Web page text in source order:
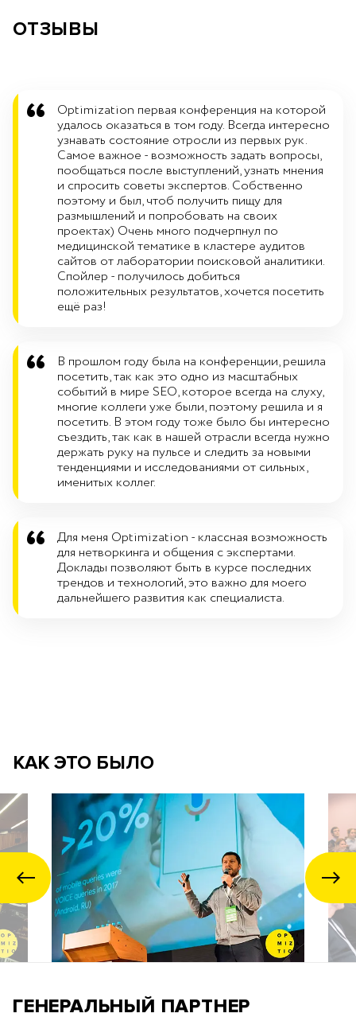
ОТЗЫВЫ
Optimization первая конференция на которой
удалось оказаться в том году. Всегда интересно
узнавать состояние отросли из первых рук.
Самое важное - возможность задать вопросы,
пообщаться после выступлений, узнать мнения
и спросить советы экспертов. Собственно
поэтому и был, чтоб получить пищу для
размышлений и попробовать на своих
проектах) Очень много подчерпнул по
медицинской тематике в кластере аудитов
сайтов от лаборатории поисковой аналитики.
Спойлер - получилось добиться
положительных результатов, хочется посетить
ещё раз!
В прошлом году была на конференции, решила
посетить, так как это одно из масштабных
событий в мире SEO, которое всегда на слуху,
многие коллеги уже были, поэтому решила и я
посетить. В этом году тоже было бы интересно
съездить, так как в нашей отрасли всегда нужно
держать руку на пульсе и следить за новыми
тенденциями и исследованиями от сильных,
именитых коллег.
Для меня Optimization - классная возможность
для нетворкинга и общения с экспертами.
Доклады позволяют быть в курсе последних
трендов и технологий, это важно для моего
дальнейшего развития как специалиста.
КАК ЭТО БЫЛО
ГЕНЕРАЛЬНЫЙ ПАРТНЕР